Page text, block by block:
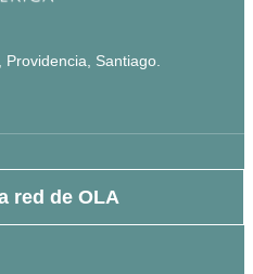
Santiago.
red de OLA